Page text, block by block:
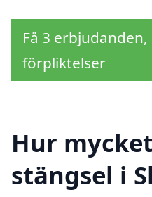
Få 3
förpliktelser
Hur
stängsel i